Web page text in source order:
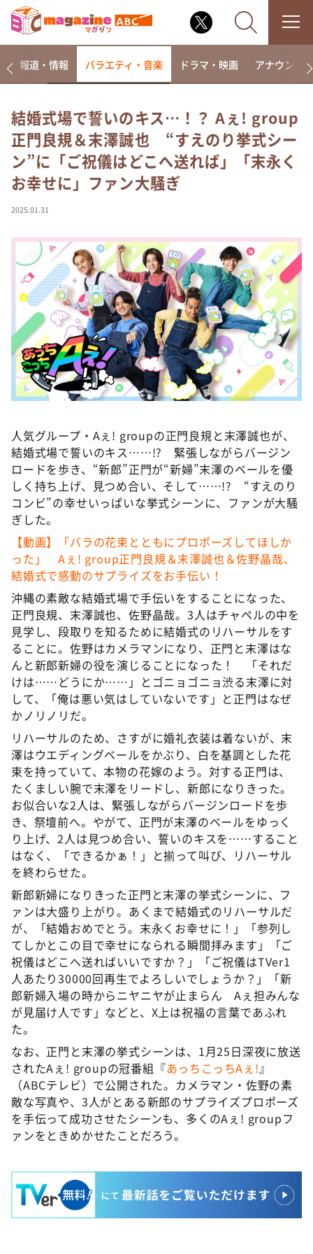
なるみ・岡村の過ぎるTV
相席食堂
これ余談なんですけど・・・
～人生密着トークバラエティ！～ やすとものいたっ
て真剣です
探偵！ナイトスクープ
news おかえり
河合＆A.B.C-Z塚田×福井アナ「なんでやねん！？」
（news おかえり）
DAIGOも台所 ～きょうの献立 何にする？～
本日はダイアンなり！シーズン２
朝だ！生です旅サラダ
教えて！ニュースライブ 正義のミカタ
新婚さんいらっしゃい！
ポツンと一軒家
ザキ山小屋本館
ぺこぱのまるスポ
アナ回覧板
報道・情報 バラエティ・音楽 ドラマ・映画 アナウンサー
結婚式場で誓いのキス…！？ Aぇ! group
正門良規＆末澤誠也 “すえのり挙式シー
ン”に「ご祝儀はどこへ送れば」「末永く
お幸せに」ファン大騒ぎ
2025.01.31
©️ABCテレビ
人気グループ・Aぇ! groupの正門良規と末澤誠也が、
結婚式場で誓いのキス……!? 緊張しながらバージン
ロードを歩き、“新郎”正門が“新婦”末澤のベールを優
しく持ち上げ、見つめ合い、そして……!? “すえのり
コンビ”の幸せいっぱいな挙式シーンに、ファンが大騒
ぎした。
【動画】「バラの花束とともにプロポーズしてほしか
った」 Aぇ! group正門良規＆末澤誠也＆佐野晶哉、
結婚式で感動のサプライズをお手伝い！
沖縄の素敵な結婚式場で手伝いをすることになった、
正門良規、末澤誠也、佐野晶哉。3人はチャペルの中を
見学し、段取りを知るために結婚式のリハーサルをす
ることに。佐野はカメラマンになり、正門と末澤はな
んと新郎新婦の役を演じることになった！ 「それだ
けは……どうにか……」とゴニョゴニョ渋る末澤に対
して、「俺は悪い気はしていないです」と正門はなぜ
かノリノリだ。
リハーサルのため、さすがに婚礼衣装は着ないが、末
澤はウエディングベールをかぶり、白を基調とした花
束を持っていて、本物の花嫁のよう。対する正門は、
たくましい腕で末澤をリードし、新郎になりきった。
お似合いな2人は、緊張しながらバージンロードを歩
き、祭壇前へ。やがて、正門が末澤のベールをゆっく
り上げ、2人は見つめ合い、誓いのキスを……すること
はなく、「できるかぁ！」と揃って叫び、リハーサル
を終わらせた。
新郎新婦になりきった正門と末澤の挙式シーンに、フ
ァンは大盛り上がり。あくまで結婚式のリハーサルだ
が、「結婚おめでとう。末永くお幸せに！」「参列し
てしかとこの目で幸せになられる瞬間拝みます」「ご
祝儀はどこへ送ればいいですか？」「ご祝儀はTVer1
人あたり30000回再生でよろしいでしょうか？」「新
郎新婦入場の時からニヤニヤが止まらん Aぇ担みんな
が見届け人です」などと、X上は祝福の言葉であふれ
た。
なお、正門と末澤の挙式シーンは、1月25日深夜に放送
されたAぇ! groupの冠番組『あっちこっちAぇ!』
（ABCテレビ）で公開された。カメラマン・佐野の素
敵な写真や、3人がとある新郎のサプライズプロポーズ
を手伝って成功させたシーンも、多くのAぇ! groupフ
ァンをときめかせたことだろう。